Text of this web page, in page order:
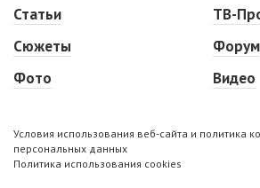
Статьи
Сюжеты
Фото
ТВ-
Форум
Видео
Условия использования веб-сайта и политика
персональных данных
Политика использования cookies